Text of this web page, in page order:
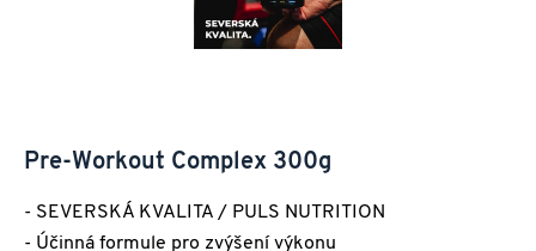
Pre-Workout Complex 300g
- SEVERSKÁ KVALITA / PULS NUTRITION
- Účinná formule pro zvýšení výkonu